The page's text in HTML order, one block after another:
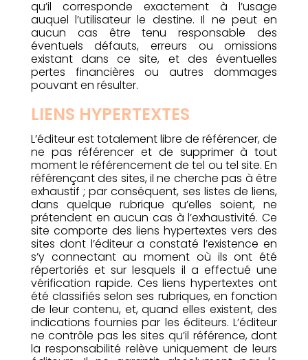
qu’il corresponde exactement à l’usage
auquel l’utilisateur le destine. Il ne peut en
aucun cas être tenu responsable des
éventuels défauts, erreurs ou omissions
existant dans ce site, et des éventuelles
pertes financières ou autres dommages
pouvant en résulter.
LIENS HYPERTEXTES
L’éditeur est totalement libre de référencer, de
ne pas référencer et de supprimer à tout
moment le référencement de tel ou tel site. En
référençant des sites, il ne cherche pas à être
exhaustif ; par conséquent, ses listes de liens,
dans quelque rubrique qu’elles soient, ne
prétendent en aucun cas à l’exhaustivité. Ce
site comporte des liens hypertextes vers des
sites dont l’éditeur a constaté l’existence en
s’y connectant au moment où ils ont été
répertoriés et sur lesquels il a effectué une
vérification rapide. Ces liens hypertextes ont
été classifiés selon ses rubriques, en fonction
de leur contenu, et, quand elles existent, des
indications fournies par les éditeurs. L’éditeur
ne contrôle pas les sites qu’il référence, dont
la responsabilité relève uniquement de leurs